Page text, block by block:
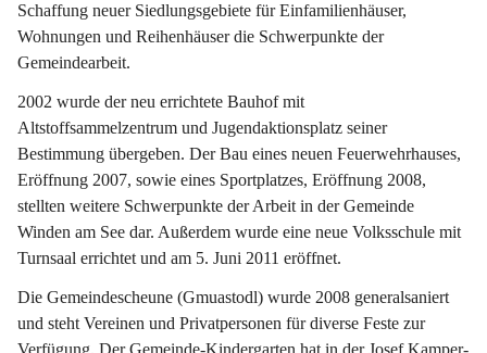
Schaffung neuer Siedlungsgebiete für Einfamilienhäuser,
Wohnungen und Reihenhäuser die Schwerpunkte der
Gemeindearbeit.
2002 wurde der neu errichtete Bauhof mit
Altstoffsammelzentrum und Jugendaktionsplatz seiner
Bestimmung übergeben. Der Bau eines neuen Feuerwehrhauses,
Eröffnung 2007, sowie eines Sportplatzes, Eröffnung 2008,
stellten weitere Schwerpunkte der Arbeit in der Gemeinde
Winden am See dar. Außerdem wurde eine neue Volksschule mit
Turnsaal errichtet und am 5. Juni 2011 eröffnet.
Die Gemeindescheune (Gmuastodl) wurde 2008 generalsaniert
und steht Vereinen und Privatpersonen für diverse Feste zur
Verfügung. Der Gemeinde-Kindergarten hat in der Josef Kamper-